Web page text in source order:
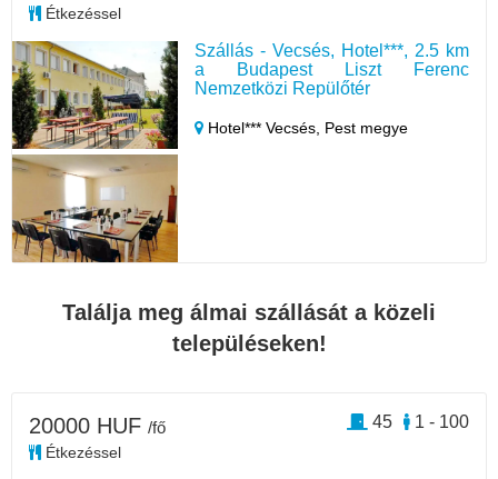
Szállás - Vecsés, Hotel***, 2.5 km
a Budapest Liszt Ferenc
Nemzetközi Repülőtér
Hotel*** Vecsés, Pest megye
Étkezéssel
Találja meg álmai szállását a közeli
településeken!
20000 HUF /fő
Étkezéssel
1 - 100
45